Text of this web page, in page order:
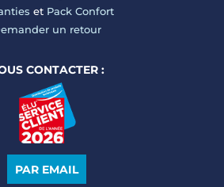
et Pack Confort
un retour
CONTACTER :
PAR EMAIL